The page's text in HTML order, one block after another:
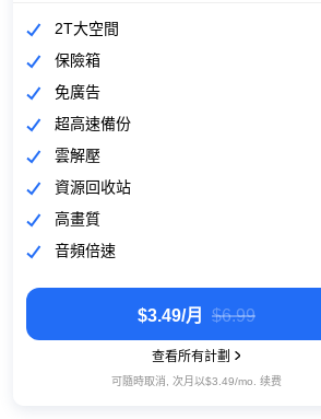
2T大空間
保險箱
免廣告
超高速備份
雲解壓
資源回收站
高畫質
音頻倍速
$3.49/月 ‎$6.99
查看所有計劃
可隨時取消, 次月以‎$3.49/mo. 续费